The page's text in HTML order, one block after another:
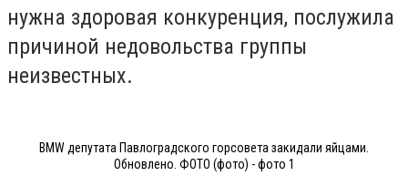
нужна здоровая конкуренция, послужила
причиной недовольства группы
неизвестных.
BMW депутата Павлоградского горсовета закидали яйцами.
Обновлено. ФОТО (фото) - фото 1